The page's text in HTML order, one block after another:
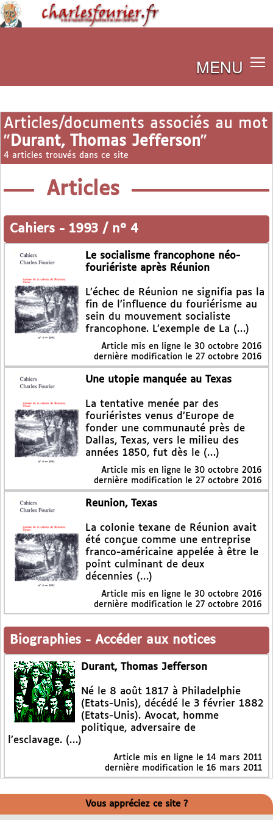
MENU
Articles/documents associés au mot
" Durant, Thomas Jefferson"
4 articles trouvés dans ce site
Articles
Cahiers - 1993 / n° 4
Le socialisme francophone néo-
fouriériste après Réunion
L’échec de Réunion ne signifia pas la
fin de l’influence du fouriérisme au
sein du mouvement socialiste
francophone. L’exemple de La (…)
Article mis en ligne le 30 octobre 2016
dernière modification le 27 octobre 2016
Une utopie manquée au Texas
La tentative menée par des
fouriéristes venus d’Europe de
fonder une communauté près de
Dallas, Texas, vers le milieu des
années 1850, fut dès le (…)
Article mis en ligne le 30 octobre 2016
dernière modification le 27 octobre 2016
Reunion, Texas
La colonie texane de Réunion avait
été conçue comme une entreprise
franco-américaine appelée à être le
point culminant de deux
décennies (…)
Article mis en ligne le 30 octobre 2016
dernière modification le 27 octobre 2016
Biographies - Accéder aux notices
Durant, Thomas Jefferson
Né le 8 août 1817 à Philadelphie
(Etats-Unis), décédé le 3 février 1882
(Etats-Unis). Avocat, homme
politique, adversaire de
l’esclavage. (…)
Article mis en ligne le 14 mars 2011
dernière modification le 16 mars 2011
Vous appréciez ce site ?